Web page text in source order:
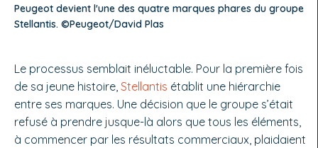
Peugeot devient l'une des quatre marques phares du groupe
Stellantis. ©Peugeot/David Plas
Le processus semblait inéluctable. Pour la première fois
de sa jeune histoire, Stellantis établit une hiérarchie
entre ses marques. Une décision que le groupe s’était
refusé à prendre jusque-là alors que tous les éléments,
à commencer par les résultats commerciaux, plaidaient